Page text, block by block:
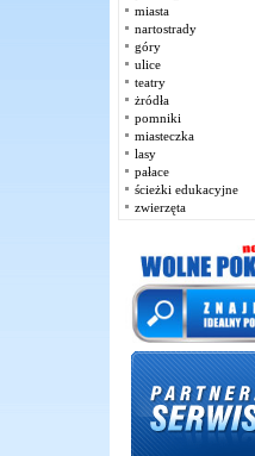
miasta
nartostrady
góry
ulice
teatry
żródła
pomniki
miasteczka
lasy
pałace
ścieżki edukacyjne
zwierzęta